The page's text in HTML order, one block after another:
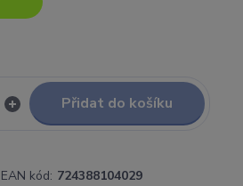
Přidat do košíku
EAN kód: 724388104029